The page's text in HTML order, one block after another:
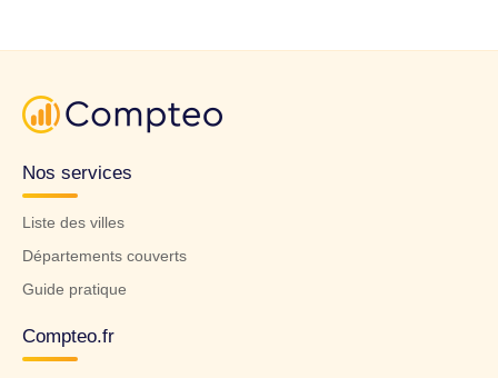
Nos services
Liste des villes
Départements couverts
Guide pratique
Compteo.fr